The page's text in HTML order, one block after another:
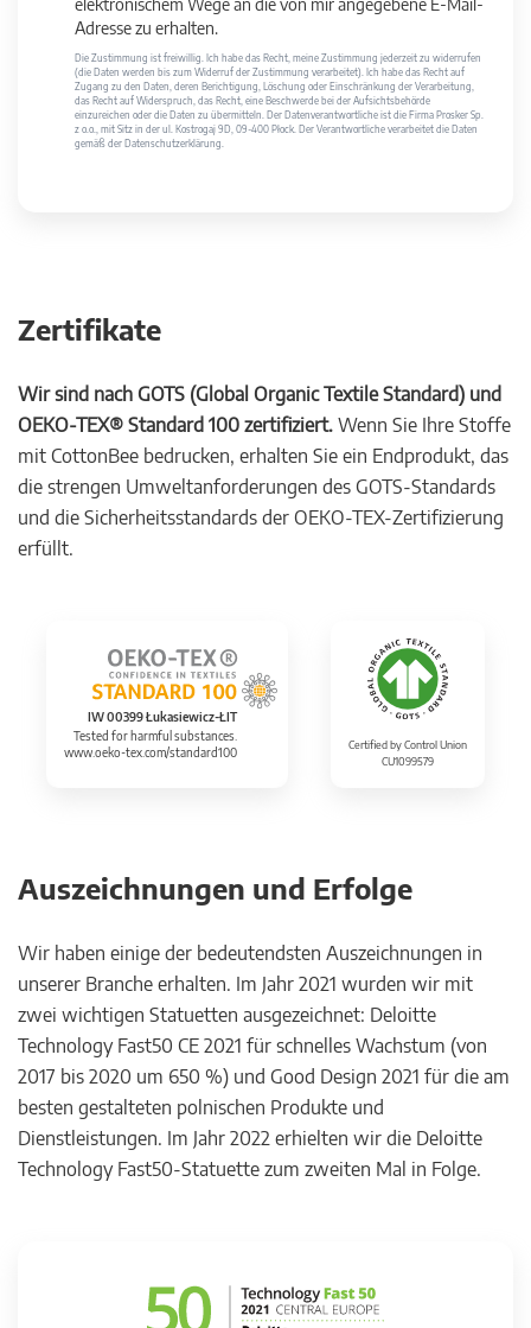
elektronischem Wege an die von mir angegebene E-Mail-
Adresse zu erhalten.
Die Zustimmung ist freiwillig. Ich habe das Recht, meine Zustimmung jederzeit zu widerrufen
(die Daten werden bis zum Widerruf der Zustimmung verarbeitet). Ich habe das Recht auf
Zugang zu den Daten, deren Berichtigung, Löschung oder Einschränkung der Verarbeitung,
das Recht auf Widerspruch, das Recht, eine Beschwerde bei der Aufsichtsbehörde
einzureichen oder die Daten zu übermitteln. Der Datenverantwortliche ist die Firma Prosker Sp.
z o.o., mit Sitz in der ul. Kostrogaj 9D, 09-400 Płock. Der Verantwortliche verarbeitet die Daten
gemäß der Datenschutzerklärung.
Zertifikate
Wir sind nach GOTS (Global Organic Textile Standard) und
OEKO-TEX® Standard 100 zertifiziert. Wenn Sie Ihre Stoffe
mit CottonBee bedrucken, erhalten Sie ein Endprodukt, das
die strengen Umweltanforderungen des GOTS-Standards
und die Sicherheitsstandards der OEKO-TEX-Zertifizierung
erfüllt.
IW 00399 Łukasiewicz-ŁIT
Tested for harmful substances.
www.oeko-tex.com/standard100
Certified by Control Union
CU1099579
Auszeichnungen und Erfolge
Wir haben einige der bedeutendsten Auszeichnungen in
unserer Branche erhalten. Im Jahr 2021 wurden wir mit
zwei wichtigen Statuetten ausgezeichnet: Deloitte
Technology Fast50 CE 2021 für schnelles Wachstum (von
2017 bis 2020 um 650 %) und Good Design 2021 für die am
besten gestalteten polnischen Produkte und
Dienstleistungen. Im Jahr 2022 erhielten wir die Deloitte
Technology Fast50-Statuette zum zweiten Mal in Folge.